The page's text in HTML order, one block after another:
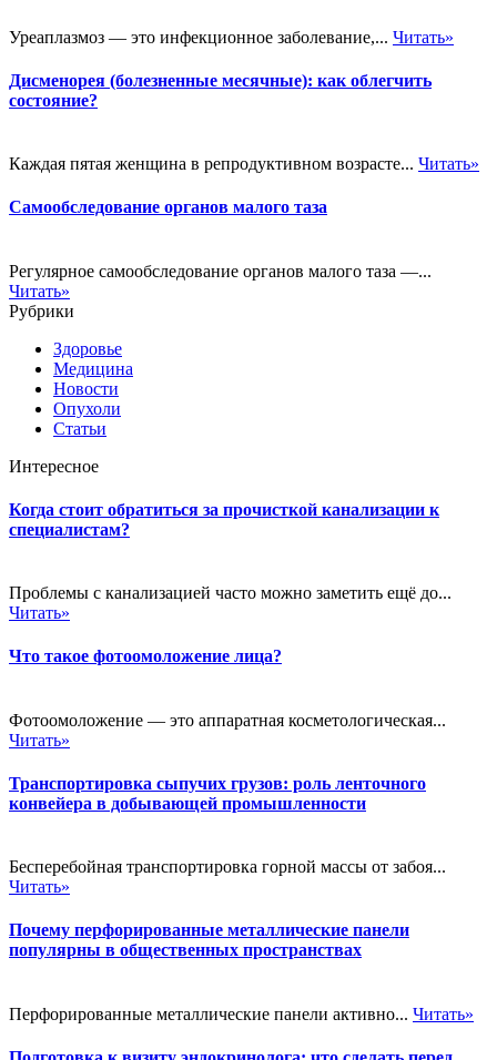
Уреаплазмоз — это инфекционное заболевание,... Читать»
Дисменорея (болезненные месячные): как облегчить
состояние?
Каждая пятая женщина в репродуктивном возрасте... Читать»
Самообследование органов малого таза
Регулярное самообследование органов малого таза —...
Читать»
Рубрики
Здоровье
Медицина
Новости
Опухоли
Статьи
Интересное
Когда стоит обратиться за прочисткой канализации к
специалистам?
Проблемы с канализацией часто можно заметить ещё до...
Читать»
Что такое фотоомоложение лица?
Фотоомоложение — это аппаратная косметологическая...
Читать»
Транспортировка сыпучих грузов: роль ленточного
конвейера в добывающей промышленности
Бесперебойная транспортировка горной массы от забоя...
Читать»
Почему перфорированные металлические панели
популярны в общественных пространствах
Перфорированные металлические панели активно... Читать»